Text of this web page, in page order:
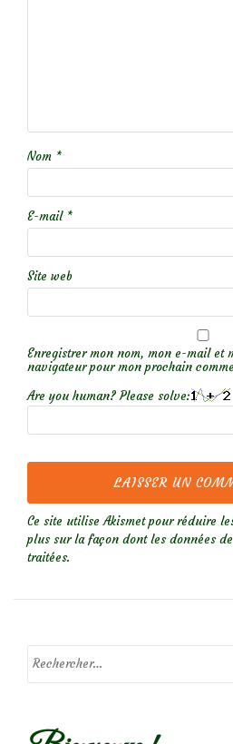
Nom *
E-mail *
Site web
Enregistrer mon nom, mon e-mail et
navigateur pour mon prochain
Are you human? Please solve:
Ce site utilise Akismet pour réduire
plus sur la façon dont les données
traitées.